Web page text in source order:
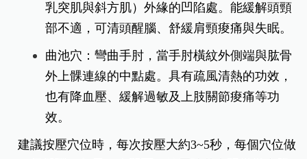
乳突肌與斜方肌）外緣的凹陷處。能緩解頭頸
部不適，可清頭醒腦、舒緩肩頸痠痛與失眠。
曲池穴：彎曲手肘，當手肘橫紋外側端與肱骨
外上髁連線的中點處。具有疏風清熱的功效，
也有降血壓、緩解過敏及上肢關節痠痛等功
效。
建議按壓穴位時，每次按壓大約3~5秒，每個穴位做